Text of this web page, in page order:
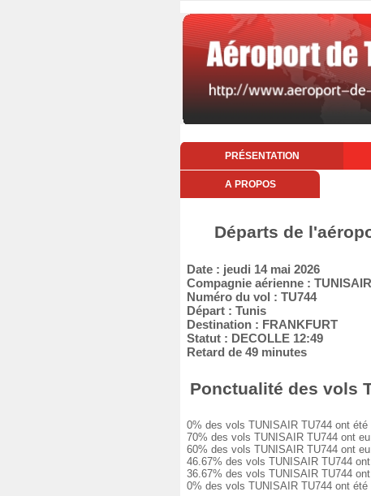
PRÉSENTATION
A PROPOS
Départs de
Date : jeudi 14 mai 2026
Compagnie aérienne : TUNISAIR
Numéro du vol : TU744
Départ : Tunis
Destination : FRANKFURT
Statut : DECOLLE 12:49
Retard de 49 minutes
Ponctualité des vols
0% des vols TUNISAIR TU744 ont
70% des vols TUNISAIR TU744 ont
60% des vols TUNISAIR TU744 ont
46.67% des vols TUNISAIR TU744
36.67% des vols TUNISAIR TU744
0% des vols TUNISAIR TU744 ont